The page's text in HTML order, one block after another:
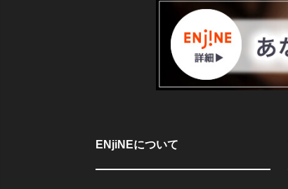
ENjiNEについて